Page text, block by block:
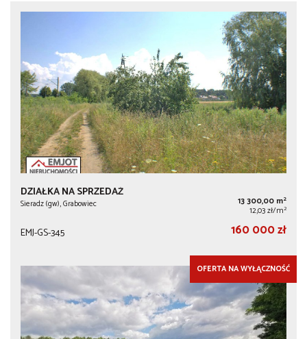
DZIAŁKA NA SPRZEDAŻ
Sieradz (gw), Grabowiec 13 300,00 m2
12,03 zł/m2
EMJ-GS-345 160 000 zł
OFERTA NA WYŁĄCZNOŚĆ